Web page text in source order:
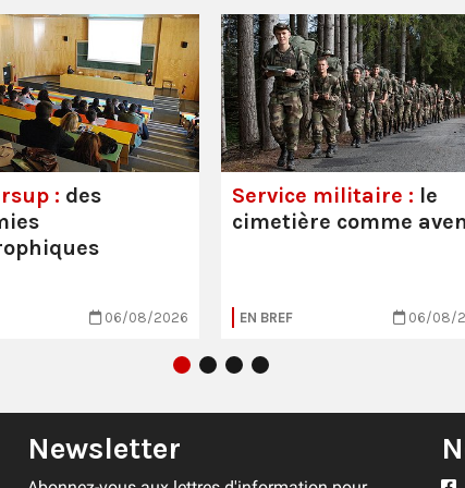
: des
06/08/2026
Service militaire : le
cimetière comme
EN BREF 06/08/
Newsletter